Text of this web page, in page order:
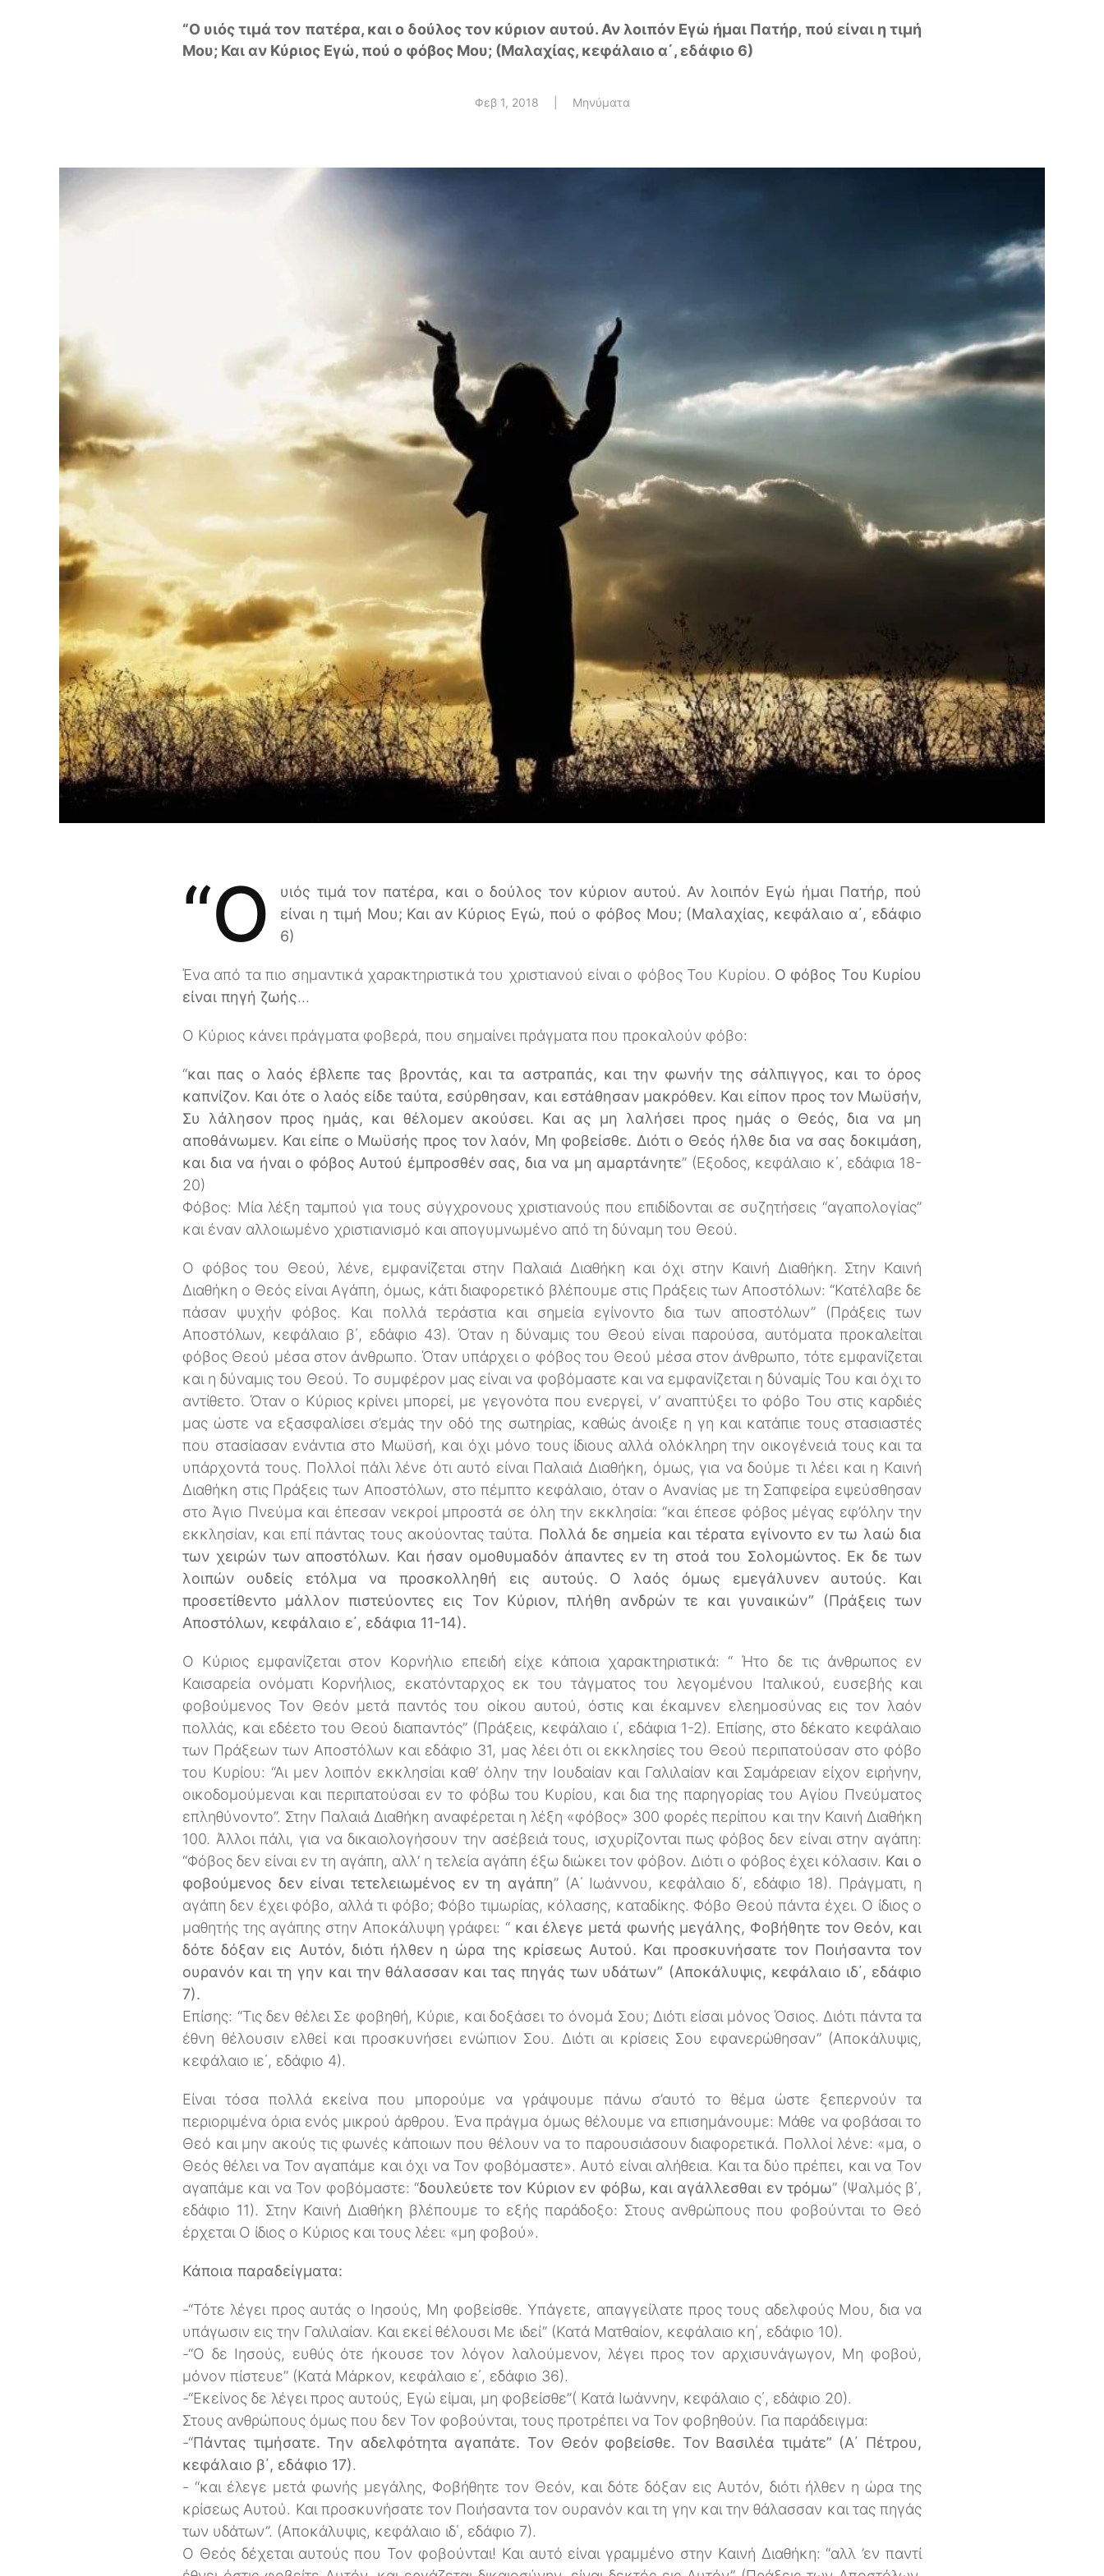
“Ο υιός τιμά τον πατέρα, και ο δούλος τον κύριον αυτού. Αν λοιπόν Εγώ ήμαι Πατήρ, πού είναι η τιμή
Μου; Και αν Κύριος Εγώ, πού ο φόβος Μου; (Μαλαχίας, κεφάλαιο α΄, εδάφιο 6)
Φεβ 1, 2018 Μηνύματα
“Ο
υιός τιμά τον πατέρα, και ο δούλος τον κύριον αυτού. Αν λοιπόν Εγώ ήμαι Πατήρ, πού
είναι η τιμή Μου; Και αν Κύριος Εγώ, πού ο φόβος Μου; (Μαλαχίας, κεφάλαιο α΄, εδάφιο
6)
Ένα από τα πιο σημαντικά χαρακτηριστικά του χριστιανού είναι ο φόβος Του Κυρίου. Ο φόβος Του Κυρίου
είναι πηγή ζωής...
Ο Κύριος κάνει πράγματα φοβερά, που σημαίνει πράγματα που προκαλούν φόβο:
“και πας ο λαός έβλεπε τας βροντάς, και τα αστραπάς, και την φωνήν της σάλπιγγος, και το όρος
καπνίζον. Και ότε ο λαός είδε ταύτα, εσύρθησαν, και εστάθησαν μακρόθεν. Και είπον προς τον Μωϋσήν,
Συ λάλησον προς ημάς, και θέλομεν ακούσει. Και ας μη λαλήσει προς ημάς ο Θεός, δια να μη
αποθάνωμεν. Και είπε ο Μωϋσής προς τον λαόν, Μη φοβείσθε. Διότι ο Θεός ήλθε δια να σας δοκιμάση,
και δια να ήναι ο φόβος Αυτού έμπροσθέν σας, δια να μη αμαρτάνητε” (Εξοδος, κεφάλαιο κ΄, εδάφια 18-
20)
Φόβος: Μία λέξη ταμπού για τους σύγχρονους χριστιανούς που επιδίδονται σε συζητήσεις “αγαπολογίας”
και έναν αλλοιωμένο χριστιανισμό και απογυμνωμένο από τη δύναμη του Θεού.
Ο φόβος του Θεού, λένε, εμφανίζεται στην Παλαιά Διαθήκη και όχι στην Καινή Διαθήκη. Στην Καινή
Διαθήκη ο Θεός είναι Αγάπη, όμως, κάτι διαφορετικό βλέπουμε στις Πράξεις των Αποστόλων: “Κατέλαβε δε
πάσαν ψυχήν φόβος. Και πολλά τεράστια και σημεία εγίνοντο δια των αποστόλων” (Πράξεις των
Αποστόλων, κεφάλαιο β΄, εδάφιο 43). Όταν η δύναμις του Θεού είναι παρούσα, αυτόματα προκαλείται
φόβος Θεού μέσα στον άνθρωπο. Όταν υπάρχει ο φόβος του Θεού μέσα στον άνθρωπο, τότε εμφανίζεται
και η δύναμις του Θεού. Το συμφέρον μας είναι να φοβόμαστε και να εμφανίζεται η δύναμίς Του και όχι το
αντίθετο. Όταν ο Κύριος κρίνει μπορεί, με γεγονότα που ενεργεί, ν’ αναπτύξει το φόβο Του στις καρδιές
μας ώστε να εξασφαλίσει σ’εμάς την οδό της σωτηρίας, καθώς άνοιξε η γη και κατάπιε τους στασιαστές
που στασίασαν ενάντια στο Μωϋσή, και όχι μόνο τους ίδιους αλλά ολόκληρη την οικογένειά τους και τα
υπάρχοντά τους. Πολλοί πάλι λένε ότι αυτό είναι Παλαιά Διαθήκη, όμως, για να δούμε τι λέει και η Καινή
Διαθήκη στις Πράξεις των Αποστόλων, στο πέμπτο κεφάλαιο, όταν ο Ανανίας με τη Σαπφείρα εψεύσθησαν
στο Άγιο Πνεύμα και έπεσαν νεκροί μπροστά σε όλη την εκκλησία: “και έπεσε φόβος μέγας εφ’όλην την
εκκλησίαν, και επί πάντας τους ακούοντας ταύτα. Πολλά δε σημεία και τέρατα εγίνοντο εν τω λαώ δια
των χειρών των αποστόλων. Και ήσαν ομοθυμαδόν άπαντες εν τη στοά του Σολομώντος. Εκ δε των
λοιπών ουδείς ετόλμα να προσκολληθή εις αυτούς. Ο λαός όμως εμεγάλυνεν αυτούς. Και
προσετίθεντο μάλλον πιστεύοντες εις Τον Κύριον, πλήθη ανδρών τε και γυναικών” (Πράξεις των
Αποστόλων, κεφάλαιο ε΄, εδάφια 11-14).
Ο Κύριος εμφανίζεται στον Κορνήλιο επειδή είχε κάποια χαρακτηριστικά: “ Ήτο δε τις άνθρωπος εν
Καισαρεία ονόματι Κορνήλιος, εκατόνταρχος εκ του τάγματος του λεγομένου Ιταλικού, ευσεβής και
φοβούμενος Τον Θεόν μετά παντός του οίκου αυτού, όστις και έκαμνεν ελεημοσύνας εις τον λαόν
πολλάς, και εδέετο του Θεού διαπαντός” (Πράξεις, κεφάλαιο ι΄, εδάφια 1-2). Επίσης, στο δέκατο κεφάλαιο
των Πράξεων των Αποστόλων και εδάφιο 31, μας λέει ότι οι εκκλησίες του Θεού περιπατούσαν στο φόβο
του Κυρίου: “Αι μεν λοιπόν εκκλησίαι καθ’ όλην την Ιουδαίαν και Γαλιλαίαν και Σαμάρειαν είχον ειρήνην,
οικοδομούμεναι και περιπατούσαι εν το φόβω του Κυρίου, και δια της παρηγορίας του Αγίου Πνεύματος
επληθύνοντο”. Στην Παλαιά Διαθήκη αναφέρεται η λέξη «φόβος» 300 φορές περίπου και την Καινή Διαθήκη
100. Άλλοι πάλι, για να δικαιολογήσουν την ασέβειά τους, ισχυρίζονται πως φόβος δεν είναι στην αγάπη:
“Φόβος δεν είναι εν τη αγάπη, αλλ’ η τελεία αγάπη έξω διώκει τον φόβον. Διότι ο φόβος έχει κόλασιν. Και ο
φοβούμενος δεν είναι τετελειωμένος εν τη αγάπη” (Α΄ Ιωάννου, κεφάλαιο δ΄, εδάφιο 18). Πράγματι, η
αγάπη δεν έχει φόβο, αλλά τι φόβο; Φόβο τιμωρίας, κόλασης, καταδίκης. Φόβο Θεού πάντα έχει. Ο ίδιος ο
μαθητής της αγάπης στην Αποκάλυψη γράφει: “ και έλεγε μετά φωνής μεγάλης, Φοβήθητε τον Θεόν, και
δότε δόξαν εις Αυτόν, διότι ήλθεν η ώρα της κρίσεως Αυτού. Και προσκυνήσατε τον Ποιήσαντα τον
ουρανόν και τη γην και την θάλασσαν και τας πηγάς των υδάτων” (Αποκάλυψις, κεφάλαιο ιδ΄, εδάφιο
7).
Επίσης: “Τις δεν θέλει Σε φοβηθή, Κύριε, και δοξάσει το όνομά Σου; Διότι είσαι μόνος Όσιος. Διότι πάντα τα
έθνη θέλουσιν ελθεί και προσκυνήσει ενώπιον Σου. Διότι αι κρίσεις Σου εφανερώθησαν” (Αποκάλυψις,
κεφάλαιο ιε΄, εδάφιο 4).
Είναι τόσα πολλά εκείνα που μπορούμε να γράψουμε πάνω σ’αυτό το θέμα ώστε ξεπερνούν τα
περιοριμένα όρια ενός μικρού άρθρου. Ένα πράγμα όμως θέλουμε να επισημάνουμε: Μάθε να φοβάσαι το
Θεό και μην ακούς τις φωνές κάποιων που θέλουν να το παρουσιάσουν διαφορετικά. Πολλοί λένε: «μα, ο
Θεός θέλει να Τον αγαπάμε και όχι να Τον φοβόμαστε». Αυτό είναι αλήθεια. Και τα δύο πρέπει, και να Τον
αγαπάμε και να Τον φοβόμαστε: “δουλεύετε τον Κύριον εν φόβω, και αγάλλεσθαι εν τρόμω” (Ψαλμός β΄,
εδάφιο 11). Στην Καινή Διαθήκη βλέπουμε το εξής παράδοξο: Στους ανθρώπους που φοβούνται το Θεό
έρχεται Ο ίδιος ο Κύριος και τους λέει: «μη φοβού».
Κάποια παραδείγματα:
-“Τότε λέγει προς αυτάς ο Ιησούς, Μη φοβείσθε. Υπάγετε, απαγγείλατε προς τους αδελφούς Μου, δια να
υπάγωσιν εις την Γαλιλαίαν. Και εκεί θέλουσι Με ιδεί” (Κατά Ματθαίον, κεφάλαιο κη΄, εδάφιο 10).
-“Ο δε Ιησούς, ευθύς ότε ήκουσε τον λόγον λαλούμενον, λέγει προς τον αρχισυνάγωγον, Μη φοβού,
μόνον πίστευε” (Κατά Μάρκον, κεφάλαιο ε΄, εδάφιο 36).
-“Εκείνος δε λέγει προς αυτούς, Εγώ είμαι, μη φοβείσθε”( Κατά Ιωάννην, κεφάλαιο ς΄, εδάφιο 20).
Στους ανθρώπους όμως που δεν Τον φοβούνται, τους προτρέπει να Τον φοβηθούν. Για παράδειγμα:
-“Πάντας τιμήσατε. Την αδελφότητα αγαπάτε. Τον Θεόν φοβείσθε. Τον Βασιλέα τιμάτε” (Α΄ Πέτρου,
κεφάλαιο β΄, εδάφιο 17).
- “και έλεγε μετά φωνής μεγάλης, Φοβήθητε τον Θεόν, και δότε δόξαν εις Αυτόν, διότι ήλθεν η ώρα της
κρίσεως Αυτού. Και προσκυνήσατε τον Ποιήσαντα τον ουρανόν και τη γην και την θάλασσαν και τας πηγάς
των υδάτων”. (Αποκάλυψις, κεφάλαιο ιδ΄, εδάφιο 7).
Ο Θεός δέχεται αυτούς που Τον φοβούνται! Και αυτό είναι γραμμένο στην Καινή Διαθήκη: “αλλ ’εν παντί